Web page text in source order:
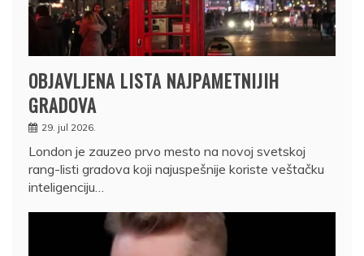
OBJAVLJENA LISTA NAJPAMETNIJIH
GRADOVA
29. jul 2026.
London je zauzeo prvo mesto na novoj svetskoj
rang-listi gradova koji najuspešnije koriste veštačku
inteligenciju…